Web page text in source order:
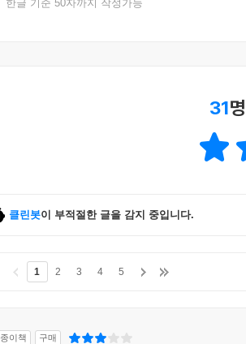
한글 기준 50자까지 작성가능
31
클린봇이 부적절한 글을 감지 중입니다.
1 2 3 4 5
종이책 구매